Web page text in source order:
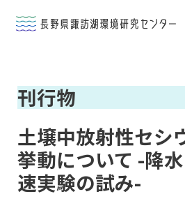

研究活動

データベース

刊行物
土壌中放射性セシ
挙動について -降
速実験の試み-